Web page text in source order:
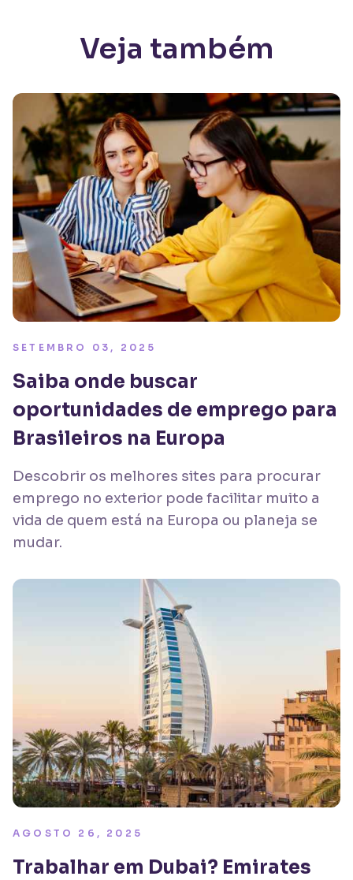
Veja também
SETEMBRO 03, 2025
Saiba onde buscar
oportunidades de emprego para
Brasileiros na Europa
Descobrir os melhores sites para procurar
emprego no exterior pode facilitar muito a
vida de quem está na Europa ou planeja se
mudar.
AGOSTO 26, 2025
Trabalhar em Dubai? Emirates